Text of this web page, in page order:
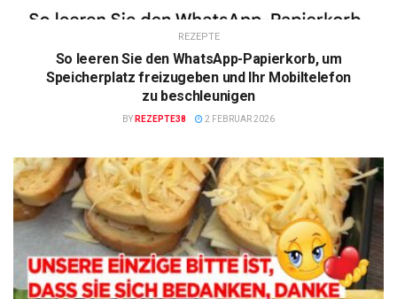
REZEPTE
So leeren Sie den WhatsApp-Papierkorb, um
Speicherplatz freizugeben und Ihr Mobiltelefon
zu beschleunigen
BY REZEPTE38 2 FEBRUAR 2026